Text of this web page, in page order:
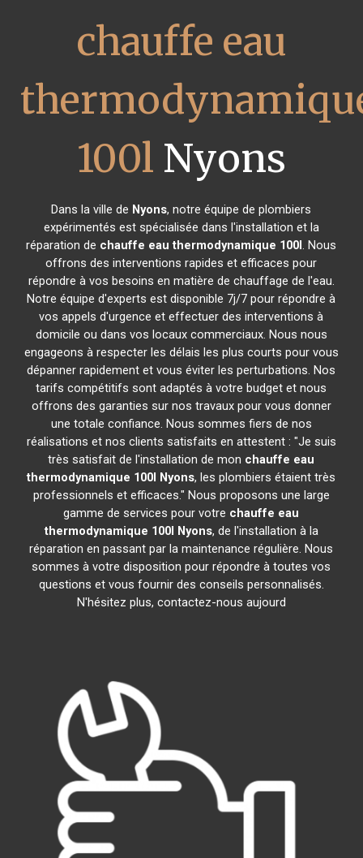
chauffe eau
100l Nyons
Dans la ville de Nyons, notre équipe de plombiers
expérimentés est spécialisée dans l'installation et la
réparation de chauffe eau thermodynamique 100l. Nous
offrons des interventions rapides et efficaces pour
répondre à vos besoins en matière de chauffage de l'eau.
Notre équipe d'experts est disponible 7j/7 pour répondre à
vos appels d'urgence et effectuer des interventions à
domicile ou dans vos locaux commerciaux. Nous nous
engageons à respecter les délais les plus courts pour vous
dépanner rapidement et vous éviter les perturbations. Nos
tarifs compétitifs sont adaptés à votre budget et nous
offrons des garanties sur nos travaux pour vous donner
une totale confiance. Nous sommes fiers de nos
réalisations et nos clients satisfaits en attestent : "Je suis
très satisfait de l'installation de mon chauffe eau
thermodynamique 100l Nyons, les plombiers étaient très
professionnels et efficaces." Nous proposons une large
gamme de services pour votre chauffe eau
thermodynamique 100l Nyons, de l'installation à la
réparation en passant par la maintenance régulière. Nous
sommes à votre disposition pour répondre à toutes vos
questions et vous fournir des conseils personnalisés.
N'hésitez plus, contactez-nous aujourd